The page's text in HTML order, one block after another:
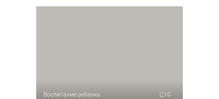
Воспитание ребенка 0